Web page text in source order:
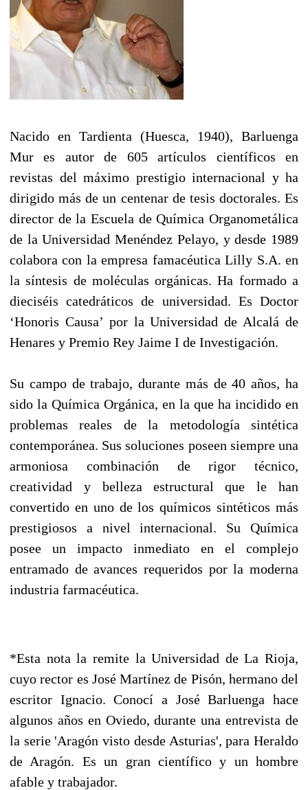
Nacido en Tardienta (Huesca, 1940), Barluenga
Mur es autor de 605 artículos científicos en
revistas del máximo prestigio internacional y ha
dirigido más de un centenar de tesis doctorales. Es
director de la Escuela de Química Organometálica
de la Universidad Menéndez Pelayo, y desde 1989
colabora con la empresa famacéutica Lilly S.A. en
la síntesis de moléculas orgánicas. Ha formado a
dieciséis catedráticos de universidad. Es Doctor
‘Honoris Causa’ por la Universidad de Alcalá de
Henares y Premio Rey Jaime I de Investigación.
Su campo de trabajo, durante más de 40 años, ha
sido la Química Orgánica, en la que ha incidido en
problemas reales de la metodología sintética
contemporánea. Sus soluciones poseen siempre una
armoniosa combinación de rigor técnico,
creatividad y belleza estructural que le han
convertido en uno de los químicos sintéticos más
prestigiosos a nivel internacional. Su Química
posee un impacto inmediato en el complejo
entramado de avances requeridos por la moderna
industria farmacéutica.
*Esta nota la remite la Universidad de La Rioja,
cuyo rector es José Martínez de Pisón, hermano del
escritor Ignacio. Conocí a José Barluenga hace
algunos años en Oviedo, durante una entrevista de
la serie 'Aragón visto desde Asturias', para Heraldo
de Aragón. Es un gran científico y un hombre
afable y trabajador.